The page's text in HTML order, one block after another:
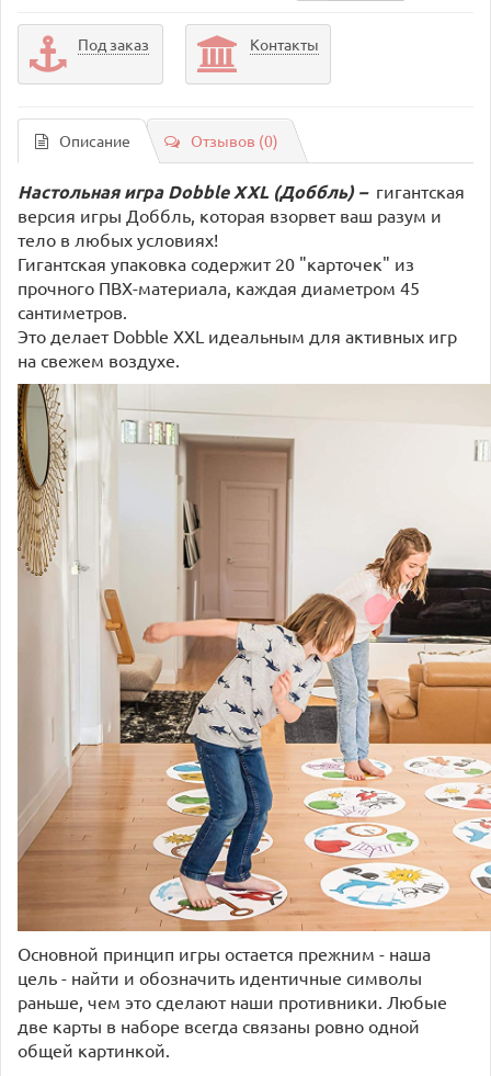
Под заказ Контакты
Описание Отзывов (0)
Настольная играDobble XXL (Доббль)– гигантская
версия игры Доббль, которая взорвет ваш разум и
тело в любых условиях!
Гигантская упаковка содержит 20 "карточек" из
прочного ПВХ-материала, каждая диаметром 45
сантиметров.
Это делает Dobble XXL идеальным для активных игр
на свежем воздухе.
Основной принцип игры остается прежним - наша
цель - найти и обозначить идентичные символы
раньше, чем это сделают наши противники. Любые
две карты в наборе всегда связаны ровно одной
общей картинкой.